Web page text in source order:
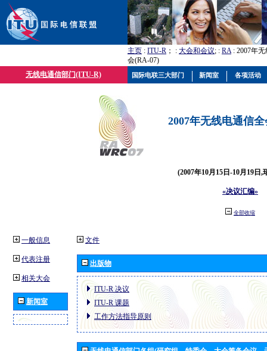
主页 : ITU-R ； : 大会和会议; : RA: 2007年
会(RA-07)
无线电通信部门(ITU-R)
2007年无线电通信
(2007年10月15日-10月19日,
«决议汇编»
全部收缩
一般信息
代表注册
相关大会
新闻室
文件
出版物
ITU-R 决议
ITU-R 课题
工作方法指导原则
国际电联三大部门 新闻室 各项活动